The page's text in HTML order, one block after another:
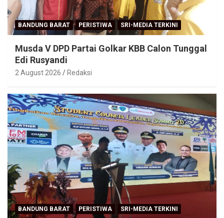
BANDUNG BARAT PERISTIWA SRI-MEDIA TERKINI
Musda V DPD Partai Golkar KBB Calon Tunggal
Edi Rusyandi
2 August 2026 Redaksi
BANDUNG BARAT PERISTIWA SRI-MEDIA TERKINI